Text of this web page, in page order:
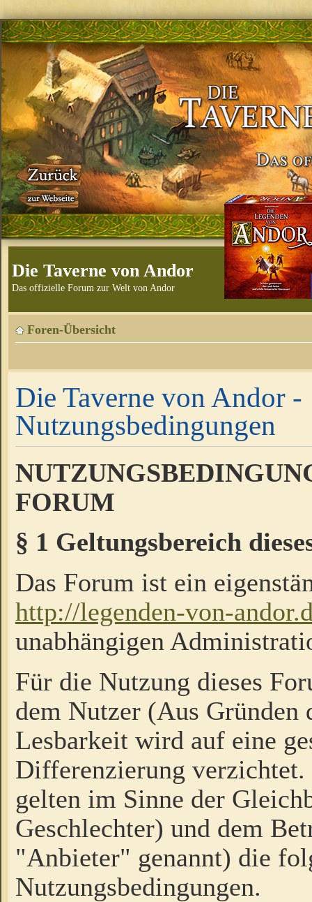
Die Taverne von Andor
Das offizielle Forum zur Welt von Andor
Foren-Übersicht
Die Taverne von Andor -
Nutzungsbedingungen
FORUM
§ 1 Geltungsbereich
Das Forum ist ein
http://legenden-von-
unabhängigen
Für die Nutzung dieses
dem Nutzer (Aus Gründen
Lesbarkeit wird auf eine
Differenzierung
gelten im Sinne der
Geschlechter) und dem
"Anbieter" genannt) die
Nutzungsbedingungen.